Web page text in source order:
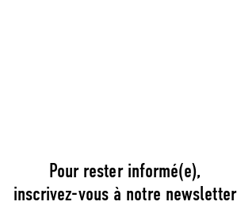
Pour rester informé(e),
inscrivez-vous à notre newsletter